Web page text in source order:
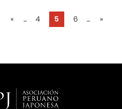
« ... 4 5 6 ... »